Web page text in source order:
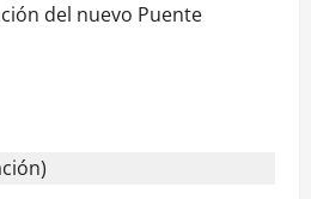
del nuevo Puente